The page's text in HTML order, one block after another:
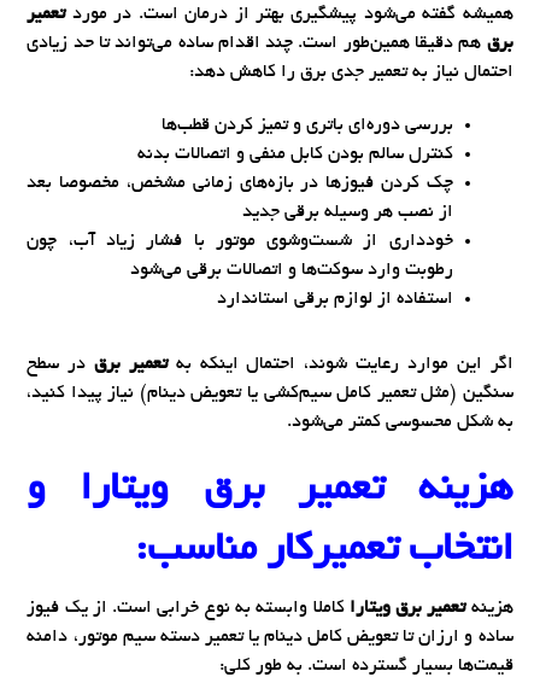
همیشه گفته می‌شود پیشگیری بهتر از درمان است. در موردتعمیر
برق هم دقیقا همین‌طور است. چند اقدام ساده می‌تواند تا حد زیادی
احتمال نیاز به تعمیر جدی برق را کاهش دهد:
بررسی دوره‌ای باتری و تمیز کردن قطب‌ها
کنترل سالم بودن کابل منفی و اتصالات بدنه
چک کردن فیوزها در بازه‌های زمانی مشخص، مخصوصا بعد
از نصب هر وسیله برقی جدید
خودداری از شست‌وشوی موتور با فشار زیاد آب، چون
رطوبت وارد سوکت‌ها و اتصالات برقی می‌شود
استفاده از لوازم برقی استاندارد
اگر این موارد رعایت شوند، احتمال اینکه بهتعمیر برق در سطح
سنگین (مثل تعمیر کامل سیم‌کشی یا تعویض دینام) نیاز پیدا کنید،
به شکل محسوسی کمتر می‌شود.
هزینهتعمیر برق ویتارا و
انتخاب تعمیرکار مناسب:
هزینهتعمیر برق ویتارا کاملا وابسته به نوع خرابی است. از یک فیوز
ساده و ارزان تا تعویض کامل دینام یا تعمیر دسته سیم موتور، دامنه
قیمت‌ها بسیار گسترده است. به طور کلی: